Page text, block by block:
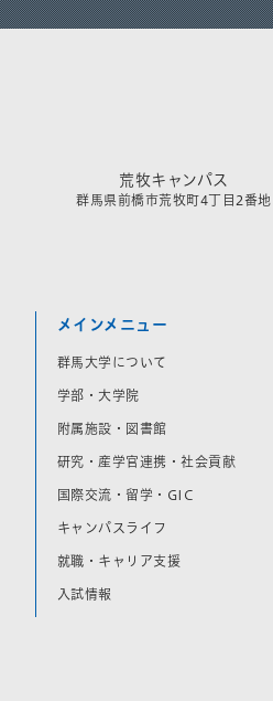
荒牧キャンパス
群馬県前橋市荒牧町4丁目2番地
メインメニュー
群馬大学について
学部・大学院
附属施設・図書館
研究・産学官連携・社会貢献
国際交流・留学・GIC
キャンパスライフ
就職・キャリア支援
入試情報